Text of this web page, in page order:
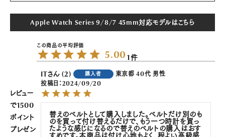
Apple Watch Series 9/8/7 45mm対応モデルはこちら
レビュー
で1500
ポイント
プレゼン
5.00 1
IT
2 購入者 東京都 40代 男性
投稿日
2024/09/20
替えのベルトとして購入しました。ベルトだけ別のも
のを買って付け替えるだけで、もう一つ時計を買っ
たような感じになるので替えのベルトの購入はおす